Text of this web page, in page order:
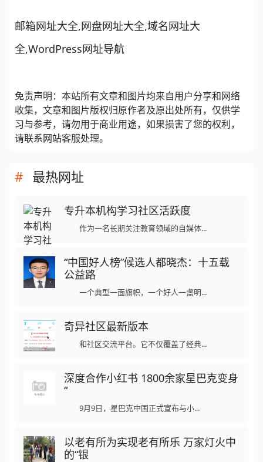
邮箱网址大全,网盘网址大全,域名网址大
全,WordPress网址导航
免责声明：本站所有文章和图片均来自用户分享和网络
收集，文章和图片版权归原作者及原出处所有，仅供学
习与参考，请勿用于商业用途，如果损害了您的权利，
请联系网站客服处理。
最热网址
专升本机构学习社区活跃度
作为一名长期关注教育领域的自媒体...
“中国好人榜”候选人都晓杰：十五载
公益路
一个典型一面旗帜，一个好人一盏明...
奇异社区最新版本
和社区交流平台。它不仅覆盖了经典...
深度合作小红书 1800余家星巴克变身
“
9月9日，星巴克中国正式宣布与小...
以老有所为实现老有所乐 万家灯火中
的“银